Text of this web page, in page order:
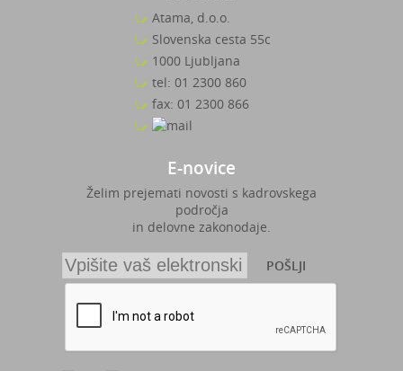
Atama, d.o.o.
Slovenska cesta 55c
1000 Ljubljana
tel: 01 2300 860
fax: 01 2300 866
E-novice
Želim prejemati novosti s kadrovskega
področja
in delovne zakonodaje.
POŠLJI